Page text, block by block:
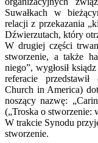
Suwałkach w
relacji z przekazania
Dźwierzutach, który
W drugiej części
stworzenie, a także
niego”, wygłosił
referacie
Church in America)
noszący nazwę:
(„Troska o stworzenie:
W trakcie Synodu
stworzenie.